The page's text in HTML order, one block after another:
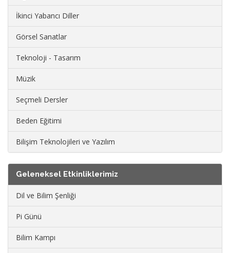
İkinci Yabancı Diller
Görsel Sanatlar
Teknoloji - Tasarım
Müzik
Seçmeli Dersler
Beden Eğitimi
Bilişim Teknolojileri ve Yazılım
Geleneksel Etkinliklerimiz
Dil ve Bilim Şenliği
Pi Günü
Bilim Kampı